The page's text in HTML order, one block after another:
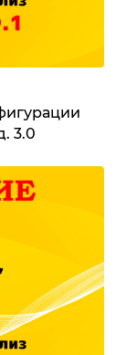
3.0